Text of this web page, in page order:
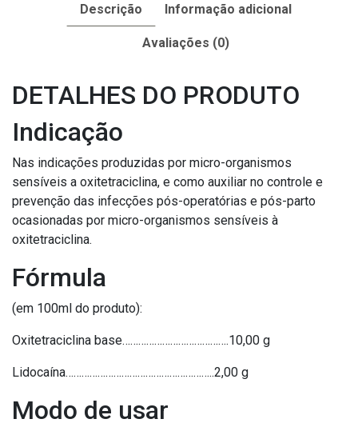
Descrição Informação adicional
Avaliações (0)
DETALHES DO PRODUTO
Indicação
Nas indicações produzidas por micro-organismos
sensíveis a oxitetraciclina, e como auxiliar no controle e
prevenção das infecções pós-operatórias e pós-parto
ocasionadas por micro-organismos sensíveis à
oxitetraciclina.
Fórmula
(em 100ml do produto):
Oxitetraciclina base………………………………….10,00 g
Lidocaína………………………………………………..2,00 g
Modo de usar